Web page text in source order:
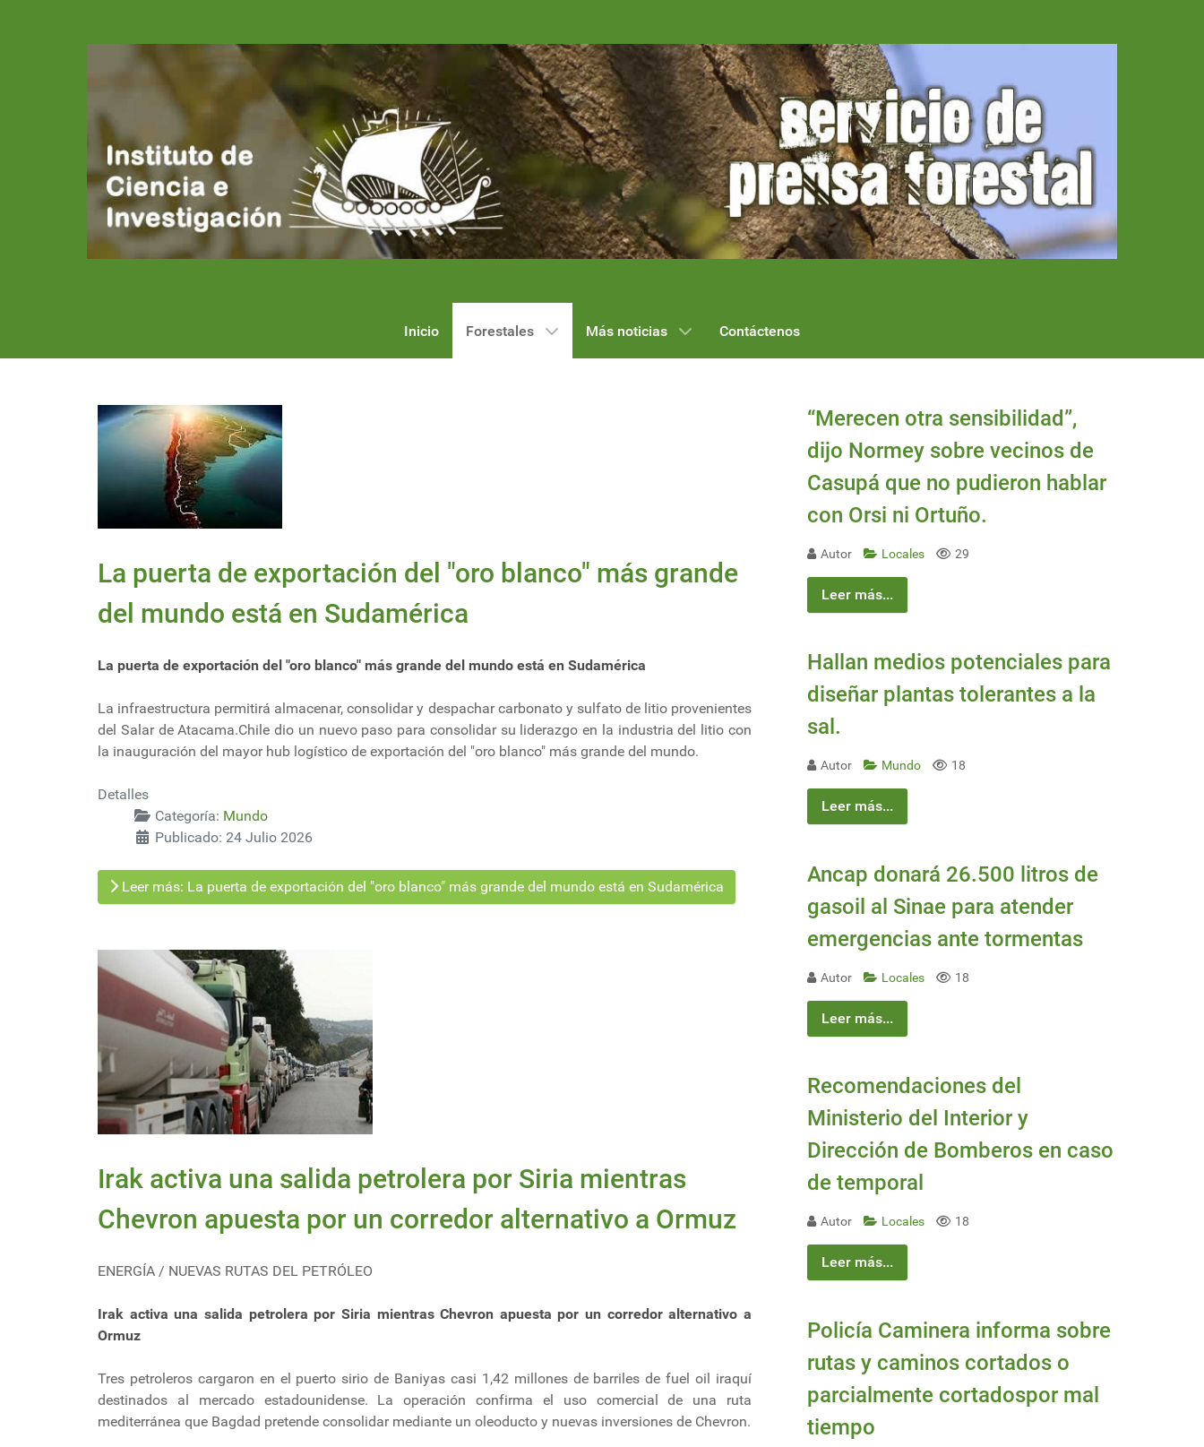
Inicio Forestales Más noticias Contáctenos
La puerta de exportación del "oro blanco" más grande
del mundo está en Sudamérica
La puerta de exportación del "oro blanco" más grande del mundo está en Sudamérica
La infraestructura permitirá almacenar, consolidar y despachar carbonato y sulfato de litio provenientes
del Salar de Atacama.Chile dio un nuevo paso para consolidar su liderazgo en la industria del litio con
la inauguración del mayor hub logístico de exportación del "oro blanco" más grande del mundo.
Detalles
Categoría: Mundo
Publicado: 24 Julio 2026
Leer más: La puerta de exportación del "oro blanco" más grande del mundo está en Sudamérica
Irak activa una salida petrolera por Siria mientras
Chevron apuesta por un corredor alternativo a Ormuz
ENERGÍA / NUEVAS RUTAS DEL PETRÓLEO
Irak activa una salida petrolera por Siria mientras Chevron apuesta por un corredor alternativo a
Ormuz
Tres petroleros cargaron en el puerto sirio de Baniyas casi 1,42 millones de barriles de fuel oil iraquí
destinados al mercado estadounidense. La operación confirma el uso comercial de una ruta
mediterránea que Bagdad pretende consolidar mediante un oleoducto y nuevas inversiones de Chevron.
“Merecen otra sensibilidad”,
dijo Normey sobre vecinos de
Casupá que no pudieron hablar
con Orsi ni Ortuño.
Autor Locales 29
Leer más...
Hallan medios potenciales para
diseñar plantas tolerantes a la
sal.
Autor Mundo 18
Leer más...
Ancap donará 26.500 litros de
gasoil al Sinae para atender
emergencias ante tormentas
Autor Locales 18
Leer más...
Recomendaciones del
Ministerio del Interior y
Dirección de Bomberos en caso
de temporal
Autor Locales 18
Leer más...
Policía Caminera informa sobre
rutas y caminos cortados o
parcialmente cortadospor mal
tiempo